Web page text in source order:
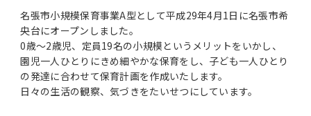
名張市小規模保育事業A型として平成29年4月1日に名張市希
央台にオープンしました。
0歳～2歳児、定員19名の小規模というメリットをいかし、
園児一人ひとりにきめ細やかな保育をし、子ども一人ひとり
の発達に合わせて保育計画を作成いたします。
日々の生活の観察、気づきをたいせつにしています。